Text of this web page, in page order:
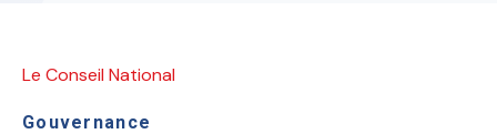
Le Conseil National
Gouvernance